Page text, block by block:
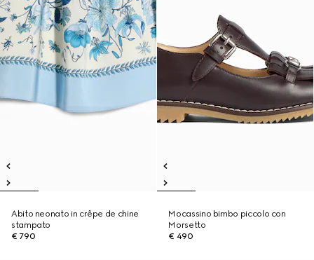
Abito neonato in crêpe de chine
stampato
€ 790
Mocassino bimbo piccolo con
Morsetto
€ 490